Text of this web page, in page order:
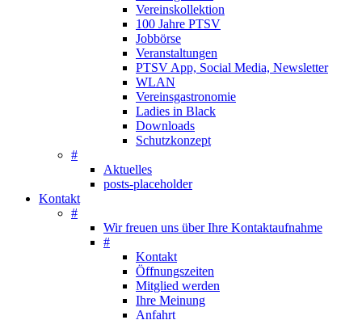
Vereinskollektion
100 Jahre PTSV
Jobbörse
Veranstaltungen
PTSV App, Social Media, Newsletter
WLAN
Vereinsgastronomie
Ladies in Black
Downloads
Schutzkonzept
#
Aktuelles
posts-placeholder
Kontakt
#
Wir freuen uns über Ihre Kontaktaufnahme
#
Kontakt
Öffnungszeiten
Mitglied werden
Ihre Meinung
Anfahrt